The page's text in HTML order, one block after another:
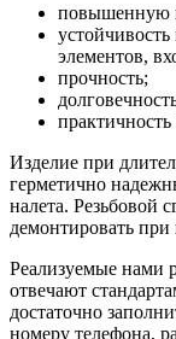
повышенную
элементов,
прочность;
Изделие при
герметично
налета. Резьбовой
демонтировать
Реализуемые нами
отвечают
достаточно
номеру телефона,